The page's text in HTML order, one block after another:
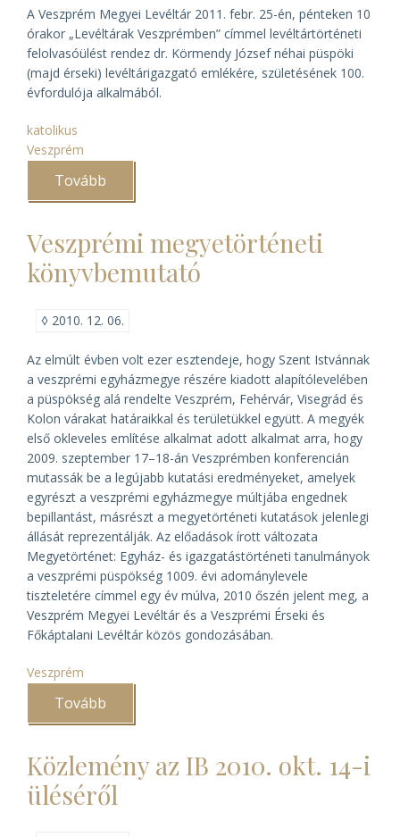
A Veszprém Megyei Levéltár 2011. febr. 25-én, pénteken 10
órakor „Levéltárak Veszprémben” címmel levéltártörténeti
felolvasóülést rendez dr. Körmendy József néhai püspöki
(majd érseki) levéltárigazgató emlékére, születésének 100.
évfordulója alkalmából.
katolikus
Veszprém
Tovább
József
Veszprémi megyetörténeti
könyvbemutató
◊ 2010. 12. 06.
Az elmúlt évben volt ezer esztendeje, hogy Szent Istvánnak
a veszprémi egyházmegye részére kiadott alapítólevelében
a püspökség alá rendelte Veszprém, Fehérvár, Visegrád és
Kolon várakat határaikkal és területükkel együtt. A megyék
első okleveles említése alkalmat adott alkalmat arra, hogy
2009. szeptember 17–18-án Veszprémben konferencián
mutassák be a legújabb kutatási eredményeket, amelyek
egyrészt a veszprémi egyházmegye múltjába engednek
bepillantást, másrészt a megyetörténeti kutatások jelenlegi
állását reprezentálják. Az előadások írott változata
Megyetörténet: Egyház- és igazgatástörténeti tanulmányok
a veszprémi püspökség 1009. évi adománylevele
tiszteletére címmel egy év múlva, 2010 őszén jelent meg, a
Veszprém Megyei Levéltár és a Veszprémi Érseki és
Főkáptalani Levéltár közös gondozásában.
Veszprém
Tovább
könyvbemutató)
Közlemény az IB 2010. okt. 14-i
üléséről